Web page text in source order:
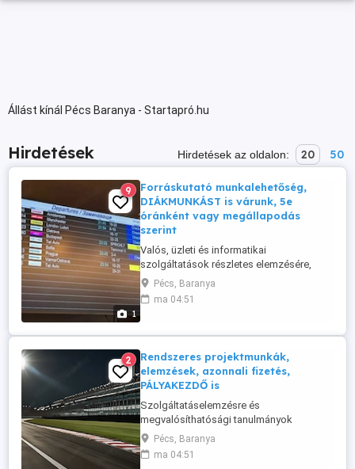
Állást kínál Pécs Baranya - Startapró.hu
Hirdetések Hirdetések az oldalon: 20 50
1
9
Forráskutató munkalehetőség,
DIÁKMUNKÁST is várunk, 5e
óránként vagy megállapodás
szerint
Valós, üzleti és informatikai
szolgáltatások részletes elemzésére,
(usecase elemzésre) keresek
részmunkaidős vagy alkalmi munkatársat.
Alkalmi vagy hosszú távú munka, heti
ismeret és a korrekt írásos kommunikáció
alapelvárás. Jó esetben hosszú távú
munka, kötetlen ...
Pécs, Baranya
ma 04:51
2
Rendszeres projektmunkák,
elemzések, azonnali fizetés,
PÁLYAKEZDŐ is
Szolgáltatáselemzésre és
megvalósíthatósági tanulmányok
készítésére keresünk munkatársat, akár
PÁLYAKEZDŐT vagy DIÁKMUNKÁST is.
Szakterület: informatika. A munka jellege:
Pécs, Baranya
ma 04:51